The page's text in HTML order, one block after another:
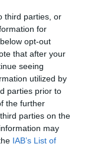
third parties, or
for
opt-out
that after your
seeing
utilized by
parties prior to
the further
parties on the
may
IAB’s List of